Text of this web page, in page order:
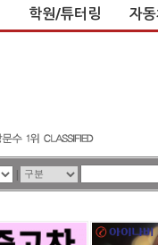
학원/튜터링 자
|